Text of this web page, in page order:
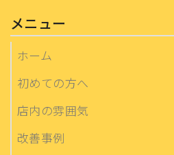
メニュー
ホーム
初めての方へ
店内の雰囲気
改善事例